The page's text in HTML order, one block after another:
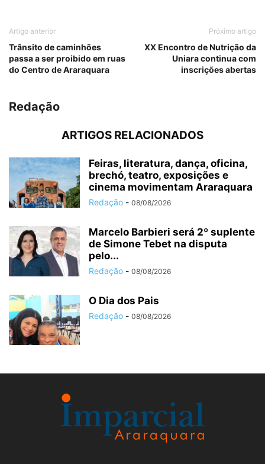
Artigo anterior
Trânsito de caminhões
passa a ser proibido em ruas
do Centro de Araraquara
Próximo artigo
XX Encontro de Nutrição da
Uniara continua com
inscrições abertas
Redação
ARTIGOS RELACIONADOS
Feiras, literatura, dança, oficina,
brechó, teatro, exposições e
cinema movimentam Araraquara
Redação - 08/08/2026
Marcelo Barbieri será 2º suplente
de Simone Tebet na disputa
pelo...
Redação - 08/08/2026
O Dia dos Pais
Redação - 08/08/2026